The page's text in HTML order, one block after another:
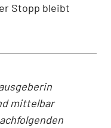
Stopp bleibt
mittelbar